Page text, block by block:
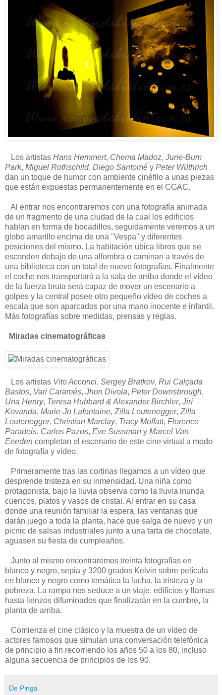
Los artistas Hans Hemmert, Chema Madoz, June-Bum
Park, Miguel Rothschild, Diego Santomé y Peter Wüthrich
dan un toque de humor con ambiente cinéfilo a unas piezas
que están expuestas permanentemente en el CGAC.
Al entrar nos encontraremos con una fotografía animada
de un fragmento de una ciudad de la cual los edificios
hablan en forma de bocadillos, seguidamente veremos a un
globo amarillo encima de una "Vespa" y diferentes
posiciones del mismo. La habitación ubica libros que se
esconden debajo de una alfombra o caminan a través de
una biblioteca con un total de nueve fotografías. Finalmente
el coche nos transportará a la sala de arriba donde el vídeo
de la fuerza bruta será capaz de mover un escenario a
golpes y la central posee otro pequeño vídeo de coches a
escala que son aparcados por una mano inocente e infantil.
Más fotografías sobre medidas, prensas y reglas.
Miradas cinematográficas
Los artistas Vito Acconci, Sergey Bratkov, Rui Calçada
Bastos, Vari Caramés, Jhon Divola, Peter Downsbrough,
Una Henry, Teresa Hubbard & Alexander Birchler, Jirí
Kovanda, Marie-Jo Lafontaine,Zilla Leutenegger,Zilla
Leutenegger, Christian Marclay, Tracy Moffatt, Florence
Paradeis, Carlos Pazos, Eve Sussman y Marcel Van
Eeeden completan el escenario de este cine virtual a modo
de fotografía y vídeo.
Primeramente tras las cortinas llegamos a un vídeo que
desprende tristeza en su inmensidad. Una niña como
protagonista, bajo la lluvia observa como la lluvia inunda
cuencos, platos y vasos de cristal. Al entrar en su casa
donde una reunión familiar la espera, las ventanas que
darán juego a toda la planta, hace que salga de nuevo y un
picnic de salsas industriales junto a una tarta de chocolate,
aguasen su fiesta de cumpleaños.
Junto al mismo encontraremos treinta fotografías en
blanco y negro, sepia y 3200 grados Kelvin sobre película
en blanco y negro como temática la lucha, la tristeza y la
pobreza. La rampa nos seduce a un viaje, edificios y llamas
hasta lienzos difuminados que finalizarán en la cumbre, la
planta de arriba.
Comienza el cine clásico y la muestra de un vídeo de
actores famosos que simulan una conversación telefónica
de principio a fin recorriendo los años 50 a los 80, incluso
alguna secuencia de principios de los 90.
De Pinga